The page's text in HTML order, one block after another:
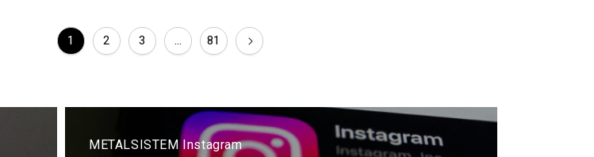
1 2 3 81
METALSISTEM Instagram